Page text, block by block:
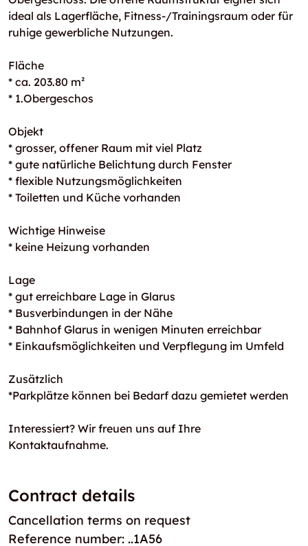
ideal als Lagerfläche, Fitness-/Trainingsraum oder für
ruhige gewerbliche Nutzungen.
Fläche
* ca. 203.80 m²
* 1.Obergeschos
Objekt
* grosser, offener Raum mit viel Platz
* gute natürliche Belichtung durch Fenster
* flexible Nutzungsmöglichkeiten
* Toiletten und Küche vorhanden
Wichtige Hinweise
* keine Heizung vorhanden
Lage
* gut erreichbare Lage in Glarus
* Busverbindungen in der Nähe
* Bahnhof Glarus in wenigen Minuten erreichbar
* Einkaufsmöglichkeiten und Verpflegung im Umfeld
Zusätzlich
*Parkplätze können bei Bedarf dazu gemietet werden
Interessiert? Wir freuen uns auf Ihre
Kontaktaufnahme.
Contract details
Cancellation terms on request
Reference number: ..1A56